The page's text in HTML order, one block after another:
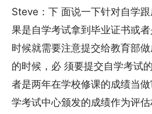
Steve：下 面说一下针对自学
果是自学考试拿到毕业证书或
时候就需要注意提交给教育部
的时候，必 须要提交自学考试
者是两年在学校修课的成绩当
学考试中心颁发的成绩作为评